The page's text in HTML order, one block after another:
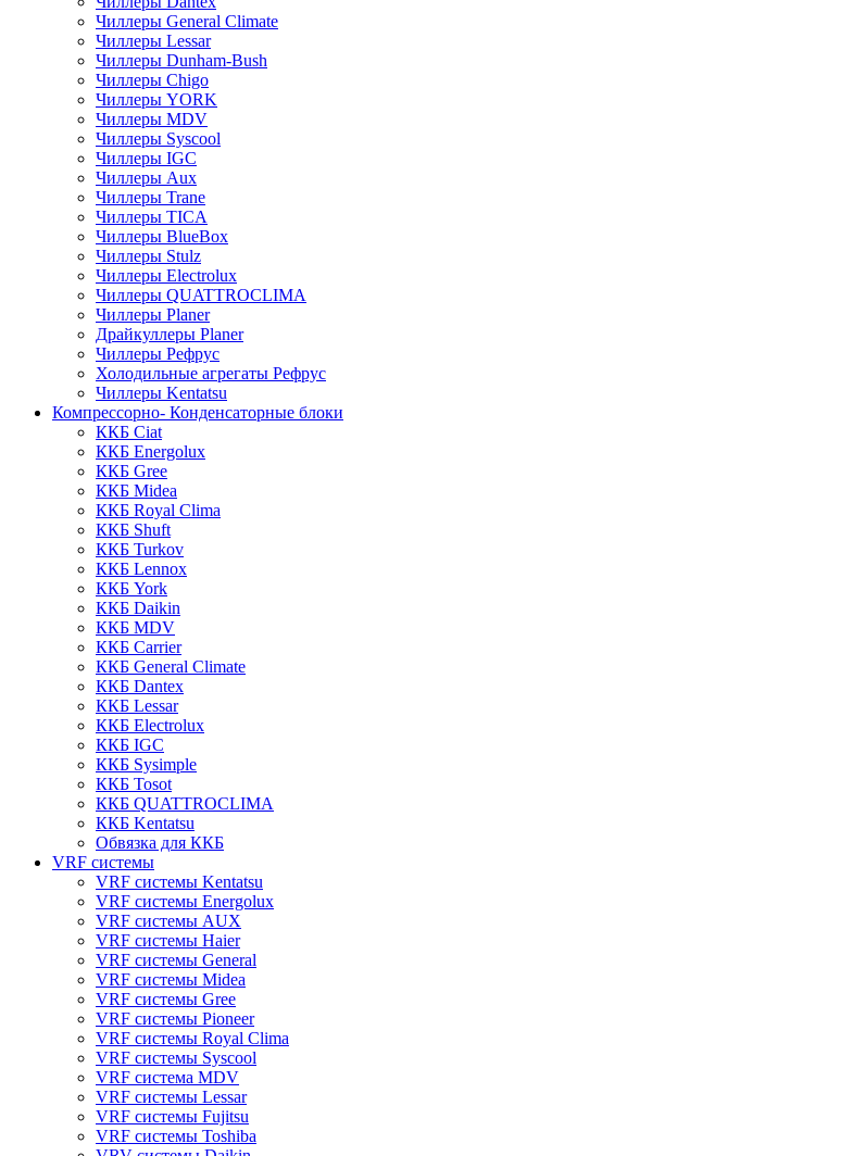
Чиллеры General Climate
Чиллеры Lessar
Чиллеры Dunham-Bush
Чиллеры Chigo
Чиллеры YORK
Чиллеры MDV
Чиллеры Syscool
Чиллеры IGC
Чиллеры Aux
Чиллеры Trane
Чиллеры TICA
Чиллеры BlueBox
Чиллеры Stulz
Чиллеры Electrolux
Чиллеры QUATTROCLIMA
Чиллеры Planer
Драйкуллеры Planer
Чиллеры Рефрус
Холодильные агрегаты Рефрус
Чиллеры Kentatsu
Компрессорно- Конденсаторные блоки
ККБ Ciat
ККБ Energolux
ККБ Gree
ККБ Midea
ККБ Royal Clima
ККБ Shuft
ККБ Turkov
ККБ Lennox
ККБ York
ККБ Daikin
ККБ MDV
ККБ Carrier
ККБ General Climate
ККБ Dantex
ККБ Lessar
ККБ Electrolux
ККБ IGC
ККБ Sysimple
ККБ Tosot
ККБ QUATTROCLIMA
ККБ Kentatsu
Обвязка для ККБ
VRF системы
VRF системы Kentatsu
VRF системы Energolux
VRF системы AUX
VRF системы Haier
VRF системы General
VRF системы Midea
VRF системы Gree
VRF системы Pioneer
VRF системы Royal Clima
VRF системы Syscool
VRF система MDV
VRF системы Lessar
VRF системы Fujitsu
VRF системы Toshiba